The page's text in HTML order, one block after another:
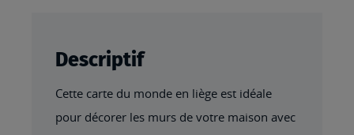
Descriptif
Cette carte du monde en liège est idéale
pour décorer les murs de votre maison avec